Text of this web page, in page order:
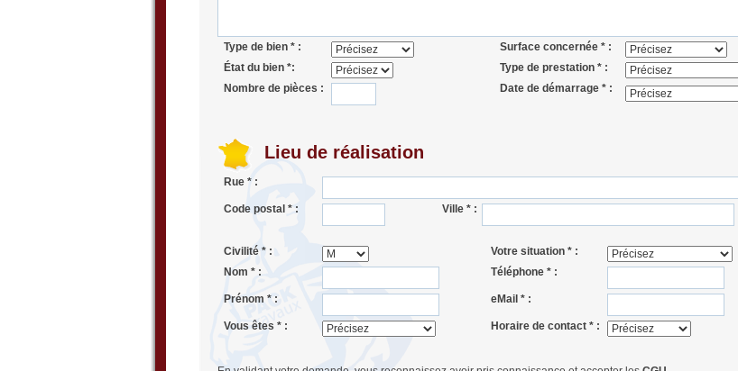
Type de bien * :
Surface concernée * :
État du bien *:
Type de prestation * :
Nombre de pièces :
Date de démarrage * :
Lieu de réalisation
Rue * :
Code postal * : Ville * :
Civilité * :
Votre situation * :
Nom * :
Téléphone * :
Prénom * : eMail * :
Vous êtes * : Horaire de contact * :